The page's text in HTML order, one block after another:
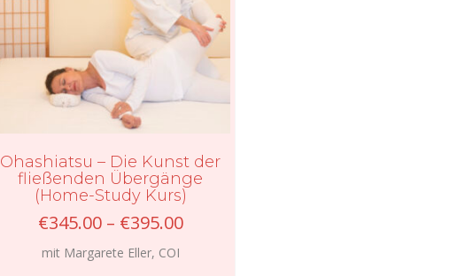
Ohashiatsu – Die Kunst der
fließenden Übergänge
(Home-Study Kurs)
€345.00 – €395.00Preisspanne:
mit Margarete Eller, COI